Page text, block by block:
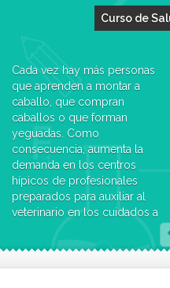
Curso de
Cada vez hay más personas
que aprenden a montar a
caballo, que compran
caballos o que forman
yeguadas. Como
consecuencia, aumenta la
demanda en los centros
hípicos de profesionales
preparados para auxiliar al
veterinario en los cuidados a
los caballos y para llevar a
cabo tareas de higiene, de